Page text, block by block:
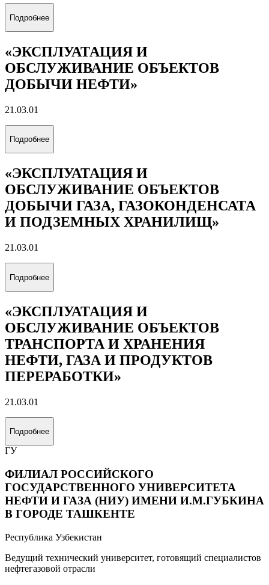
Подробнее
«ЭКСПЛУАТАЦИЯ И
ОБСЛУЖИВАНИЕ ОБЪЕКТОВ
ДОБЫЧИ НЕФТИ»
21.03.01
Подробнее
«ЭКСПЛУАТАЦИЯ И
ОБСЛУЖИВАНИЕ ОБЪЕКТОВ
ДОБЫЧИ ГАЗА, ГАЗОКОНДЕНСАТА
И ПОДЗЕМНЫХ ХРАНИЛИЩ»
21.03.01
Подробнее
«ЭКСПЛУАТАЦИЯ И
ОБСЛУЖИВАНИЕ ОБЪЕКТОВ
ТРАНСПОРТА И ХРАНЕНИЯ
НЕФТИ, ГАЗА И ПРОДУКТОВ
ПЕРЕРАБОТКИ»
21.03.01
Подробнее
ГУ
ФИЛИАЛ РОССИЙСКОГО
ГОСУДАРСТВЕННОГО УНИВЕРСИТЕТА
НЕФТИ И ГАЗА (НИУ) ИМЕНИ И.М.ГУБКИНА
В ГОРОДЕ ТАШКЕНТЕ
Республика Узбекистан
Ведущий технический университет, готовящий специалистов
нефтегазовой отрасли